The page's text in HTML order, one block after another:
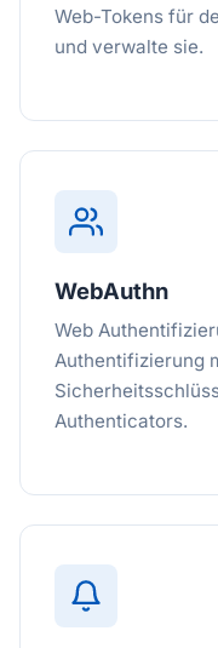
Web-Tokens für
und verwalte sie.
WebAuthn
Web
Authentifizierung
Authenticators.